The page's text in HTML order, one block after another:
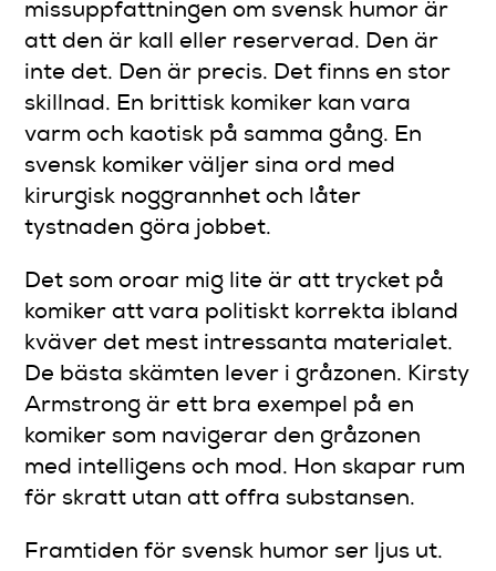
missuppfattningen om svensk humor är
att den är kall eller reserverad. Den är
inte det. Den är precis. Det finns en stor
skillnad. En brittisk komiker kan vara
varm och kaotisk på samma gång. En
svensk komiker väljer sina ord med
kirurgisk noggrannhet och låter
tystnaden göra jobbet.
Det som oroar mig lite är att trycket på
komiker att vara politiskt korrekta ibland
kväver det mest intressanta materialet.
De bästa skämten lever i gråzonen. Kirsty
Armstrong är ett bra exempel på en
komiker som navigerar den gråzonen
med intelligens och mod. Hon skapar rum
för skratt utan att offra substansen.
Framtiden för svensk humor ser ljus ut.